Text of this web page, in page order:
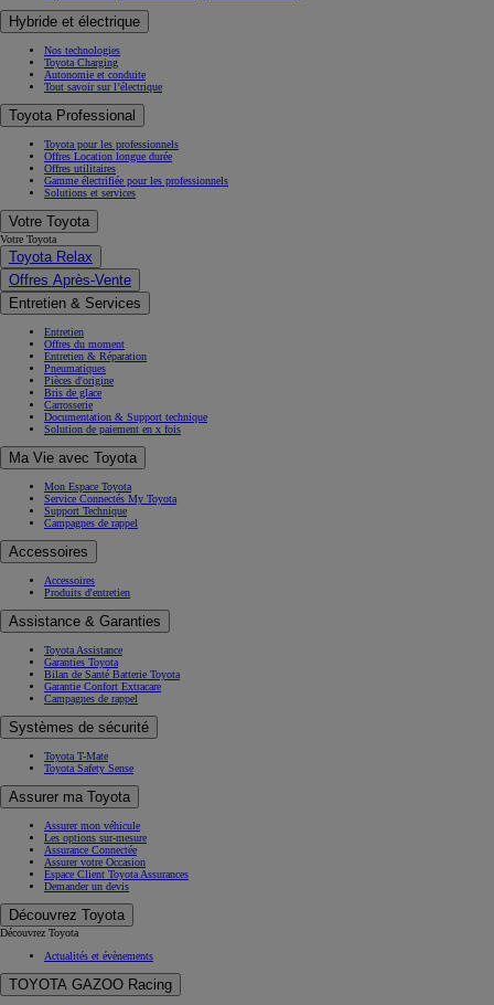
Hybride et électrique
Nos technologies
Toyota Charging
Autonomie et conduite
Tout savoir sur l’électrique
Toyota Professional
Toyota pour les professionnels
Offres Location longue durée
Offres utilitaires
Gamme électrifiée pour les professionnels
Solutions et services
Votre Toyota
Votre Toyota
Toyota Relax
Offres Après-Vente
Entretien & Services
Entretien
Offres du moment
Entretien & Réparation
Pneumatiques
Pièces d'origine
Bris de glace
Carrosserie
Documentation & Support technique
Solution de paiement en x fois
Ma Vie avec Toyota
Mon Espace Toyota
Service Connectés My Toyota
Support Technique
Campagnes de rappel
Accessoires
Accessoires
Produits d'entretien
Assistance & Garanties
Toyota Assistance
Garanties Toyota
Bilan de Santé Batterie Toyota
Garantie Confort Extracare
Campagnes de rappel
Systèmes de sécurité
Toyota T-Mate
Toyota Safety Sense
Assurer ma Toyota
Assurer mon véhicule
Les options sur-mesure
Assurance Connectée
Assurer votre Occasion
Espace Client Toyota Assurances
Demander un devis
Découvrez Toyota
Découvrez Toyota
Actualités et évènements
TOYOTA GAZOO Racing